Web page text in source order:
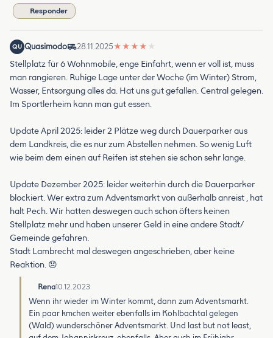
Responder
QU Quasimodo 28.11.2025★ ★ ★ ★ ★
Stellplatz für 6 Wohnmobile, enge Einfahrt, wenn er voll ist, muss
man rangieren. Ruhige Lage unter der Woche (im Winter) Strom,
Wasser, Entsorgung alles da. Hat uns gut gefallen. Central gelegen.
Im Sportlerheim kann man gut essen.
Update April 2025: leider 2 Plätze weg durch Dauerparker aus
dem Landkreis, die es nur zum Abstellen nehmen. So wenig Luft
wie beim dem einen auf Reifen ist stehen sie schon sehr lange.
Update Dezember 2025: leider weiterhin durch die Dauerparker
blockiert. Wer extra zum Adventsmarkt von außerhalb anreist , hat
halt Pech. Wir hatten deswegen auch schon öfters keinen
Stellplatz mehr und haben unserer Geld in eine andere Stadt/
Gemeinde gefahren.
Stadt Lambrecht mal deswegen angeschrieben, aber keine
Reaktion. 😞
Rena10.12.2023
Wenn ihr wieder im Winter kommt, dann zum Adventsmarkt.
Ein paar kmchen weiter ebenfalls im Kohlbachtal gelegen
(Wald) wunderschöner Adventsmarkt. Und last but not least,